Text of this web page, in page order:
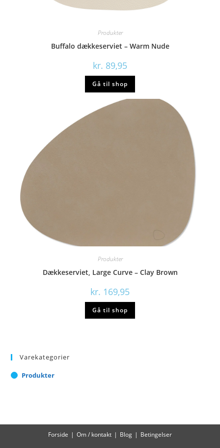
Produkter
Buffalo dækkeserviet – Warm Nude
kr. 89,95
Gå til shop
Produkter
Dækkeserviet, Large Curve – Clay Brown
kr. 169,95
Gå til shop
Varekategorier
Produkter
Forside Om / kontakt Blog Betingelser